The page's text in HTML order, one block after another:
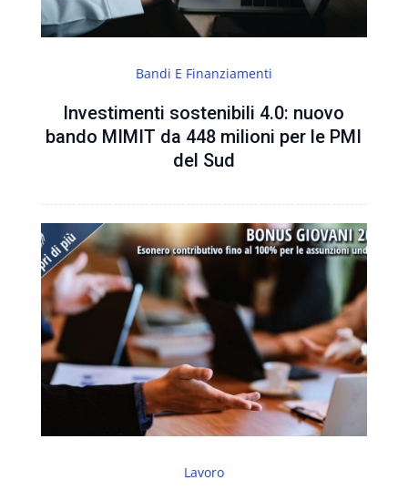
Bandi E Finanziamenti
Investimenti sostenibili 4.0: nuovo
bando MIMIT da 448 milioni per le PMI
del Sud
Lavoro